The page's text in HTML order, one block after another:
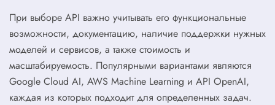
При выборе API важно учитывать его функциональные
возможности, документацию, наличие поддержки нужных
моделей и сервисов, а также стоимость и
масштабируемость. Популярными вариантами являются
Google Cloud AI, AWS Machine Learning и API OpenAI,
каждая из которых подходит для определенных задач.